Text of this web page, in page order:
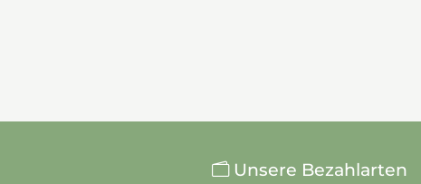
Unsere Bezahlarten